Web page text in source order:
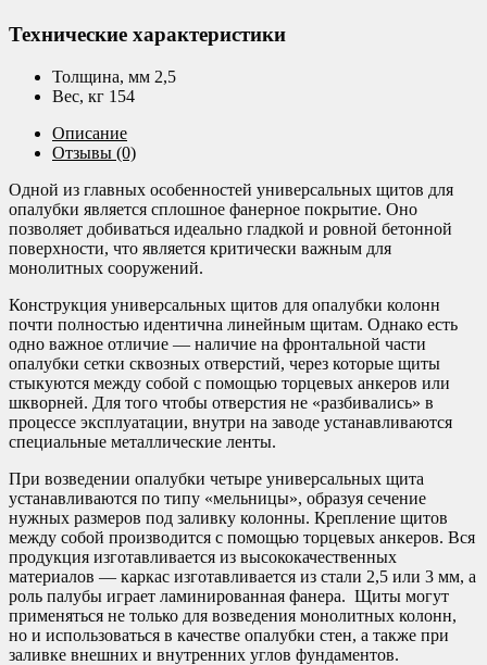
Технические характеристики
Толщина, мм 2,5
Вес, кг 154
Описание
Отзывы (0)
Одной из главных особенностей универсальных щитов для
опалубки является сплошное фанерное покрытие. Оно
позволяет добиваться идеально гладкой и ровной бетонной
поверхности, что является критически важным для
монолитных сооружений.
Конструкция универсальных щитов для опалубки колонн
почти полностью идентична линейным щитам. Однако есть
одно важное отличие — наличие на фронтальной части
опалубки сетки сквозных отверстий, через которые щиты
стыкуются между собой с помощью торцевых анкеров или
шкворней. Для того чтобы отверстия не «разбивались» в
процессе эксплуатации, внутри на заводе устанавливаются
специальные металлические ленты.
При возведении опалубки четыре универсальных щита
устанавливаются по типу «мельницы», образуя сечение
нужных размеров под заливку колонны. Крепление щитов
между собой производится с помощью торцевых анкеров. Вся
продукция изготавливается из высококачественных
материалов — каркас изготавливается из стали 2,5 или 3 мм, а
роль палубы играет ламинированная фанера. Щиты могут
применяться не только для возведения монолитных колонн,
но и использоваться в качестве опалубки стен, а также при
заливке внешних и внутренних углов фундаментов.